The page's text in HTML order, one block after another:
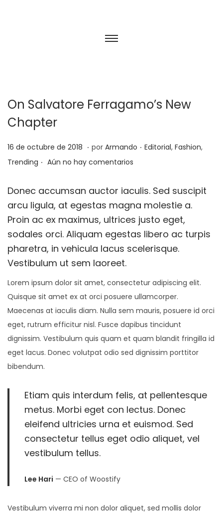
On Salvatore Ferragamo’s New
Chapter
P
u
l
i
c
a
o
l
16 de octubre de 2018 2
5
e
f
e
b
o
d
e
2
0
2
. por Armando . P
l
i
c
a
n
Editorial, Fashion,
Trending . Aún no hay comentarios
Donec accumsan auctor iaculis. Sed suscipit
arcu ligula, at egestas magna molestie a.
Proin ac ex maximus, ultrices justo eget,
sodales orci. Aliquam egestas libero ac turpis
pharetra, in vehicula lacus scelerisque.
Vestibulum ut sem laoreet.
Lorem ipsum dolor sit amet, consectetur adipiscing elit.
Quisque sit amet ex at orci posuere ullamcorper.
Maecenas at iaculis diam. Nulla sem mauris, posuere id orci
eget, rutrum efficitur nisl. Fusce dapibus tincidunt
dignissim. Vestibulum quis quam et quam blandit fringilla id
eget lacus. Donec volutpat odio sed dignissim porttitor
bibendum.
Etiam quis interdum felis, at pellentesque
metus. Morbi eget con lectus. Donec
eleifend ultricies urna et euismod. Sed
consectetur tellus eget odio aliquet, vel
vestibulum tellus.
Lee Hari — CEO of Woostify
Vestibulum viverra mi non dolor aliquet, sed mollis dolor